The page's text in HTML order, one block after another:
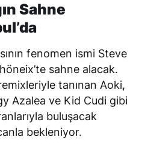
Sahne
fenomen ismi Steve
sahne alacak.
tanınan Aoki,
Azalea ve Kid Cudi gibi
buluşacak
bekleniyor.